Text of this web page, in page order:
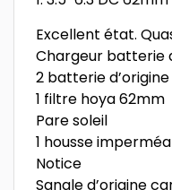
Excellent état.
Chargeur batterie
2 batterie d’origine
1 filtre hoya 62mm
Pare soleil
1 housse
Notice
Sangle d’origine